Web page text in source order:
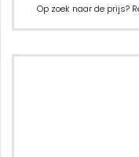
Op zoek naar de prijs?